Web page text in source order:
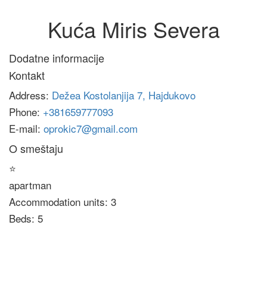
Kuća Miris Severa
Dodatne informacije
Kontakt
Address: Dežea Kostolanjija 7, Hajdukovo
Phone: +381659777093
E-mail: oprokic7@gmail.com
O smeštaju
⭐
apartman
Accommodation units: 3
Beds: 5